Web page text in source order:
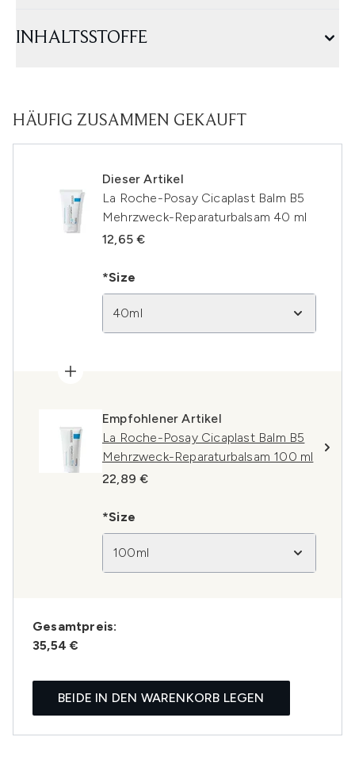
INHALTSSTOFFE
HÄUFIG ZUSAMMEN GEKAUFT
Dieser Artikel
La Roche-Posay Cicaplast Balm B5
Mehrzweck-Reparaturbalsam 40 ml
12,65 €
*Size
40ml
Empfohlener Artikel
La Roche-Posay Cicaplast Balm B5
Mehrzweck-Reparaturbalsam 100 ml
22,89 €
*Size
100ml
Gesamtpreis:
35,54 €
BEIDE IN DEN WARENKORB LEGEN